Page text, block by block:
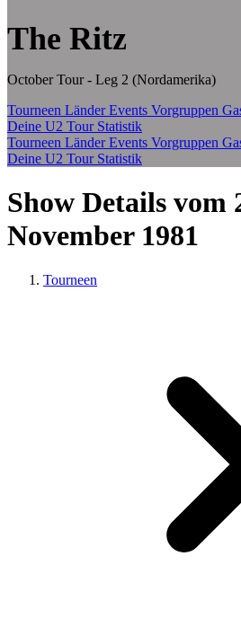
The Ritz
October Tour - Leg 2 (Nordamerika)
Tourneen LänderEvents Vorgruppen
Deine U2 Tour Statistik
Tourneen LänderEvents Vorgruppen
Deine U2 Tour Statistik
Show Details vom
November 1981
Tourneen